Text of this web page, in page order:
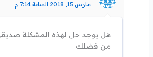
مارس 15, 2018 الساعة 7:14 م
هل يوجد حل لهذه المشكلة
من فضلك